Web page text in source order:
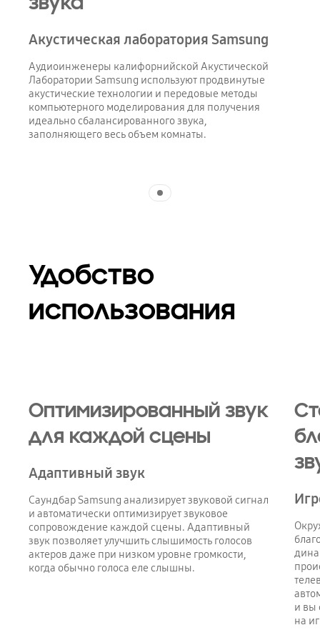
Акустическая лаборатория Samsung
Аудиоинженеры калифорнийской Акустической
Лаборатории Samsung используют продвинутые
акустические технологии и передовые методы
компьютерного моделирования для получения
идеально сбалансированного звука,
заполняющего весь объем комнаты.
Удобство
использования
Оптимизированный звук
для каждой сцены
Адаптивный звук
Саундбар Samsung анализирует звуковой сигнал
и автоматически оптимизирует звуковое
сопровождение каждой сцены. Адаптивный
звук позволяет улучшить слышимость голосов
актеров даже при низком уровне громкости,
когда обычно голоса еле слышны.
и вы
на